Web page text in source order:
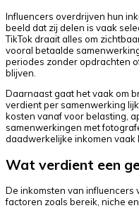
Influencers overdrijven hun
beeld dat zij delen is vaak
TikTok draait alles om
vooral betaalde
periodes zonder opdrachten
blijven.
Daarnaast gaat het vaak om
verdient per samenwerking
kosten vanaf voor belasting,
samenwerkingen met
daadwerkelijke inkomen vaak
Wat verdient een
De inkomsten van influencers
factoren zoals bereik, niche